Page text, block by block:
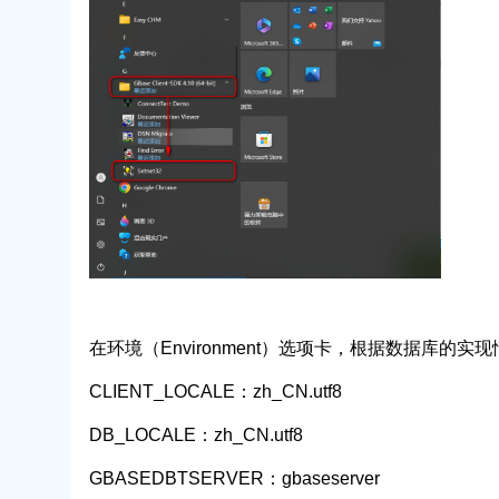
在环境（Environment）选项卡，根据数据库的实现
CLIENT_LOCALE：zh_CN.utf8
DB_LOCALE：zh_CN.utf8
GBASEDBTSERVER：gbaseserver